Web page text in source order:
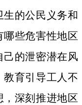
生的公民义务和
些危害性地区
的泄密潜在风
教育引导工人不
深刻推进地区